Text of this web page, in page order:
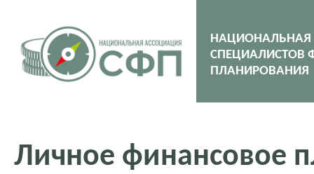
НАЦИОНАЛЬНАЯ
СПЕЦИАЛИСТОВ
ПЛАНИРОВАНИЯ
Личное финансовое